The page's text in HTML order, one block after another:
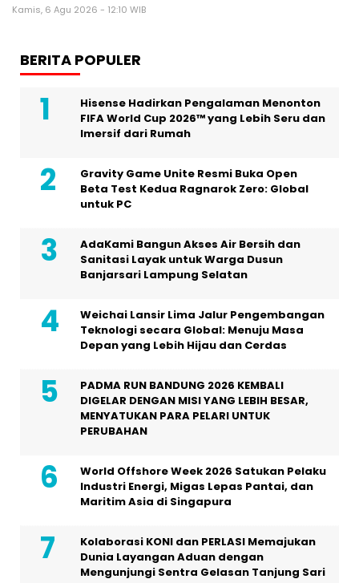
Kamis, 6 Agu 2026 - 12:10 WIB
BERITA POPULER
Hisense Hadirkan Pengalaman Menonton
FIFA World Cup 2026™ yang Lebih Seru dan
Imersif dari Rumah
Gravity Game Unite Resmi Buka Open
Beta Test Kedua Ragnarok Zero: Global
untuk PC
AdaKami Bangun Akses Air Bersih dan
Sanitasi Layak untuk Warga Dusun
Banjarsari Lampung Selatan
Weichai Lansir Lima Jalur Pengembangan
Teknologi secara Global: Menuju Masa
Depan yang Lebih Hijau dan Cerdas
PADMA RUN BANDUNG 2026 KEMBALI
DIGELAR DENGAN MISI YANG LEBIH BESAR,
MENYATUKAN PARA PELARI UNTUK
PERUBAHAN
World Offshore Week 2026 Satukan Pelaku
Industri Energi, Migas Lepas Pantai, dan
Maritim Asia di Singapura
Kolaborasi KONI dan PERLASI Memajukan
Dunia Layangan Aduan dengan
Mengunjungi Sentra Gelasan Tanjung Sari